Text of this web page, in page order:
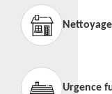
Urgence